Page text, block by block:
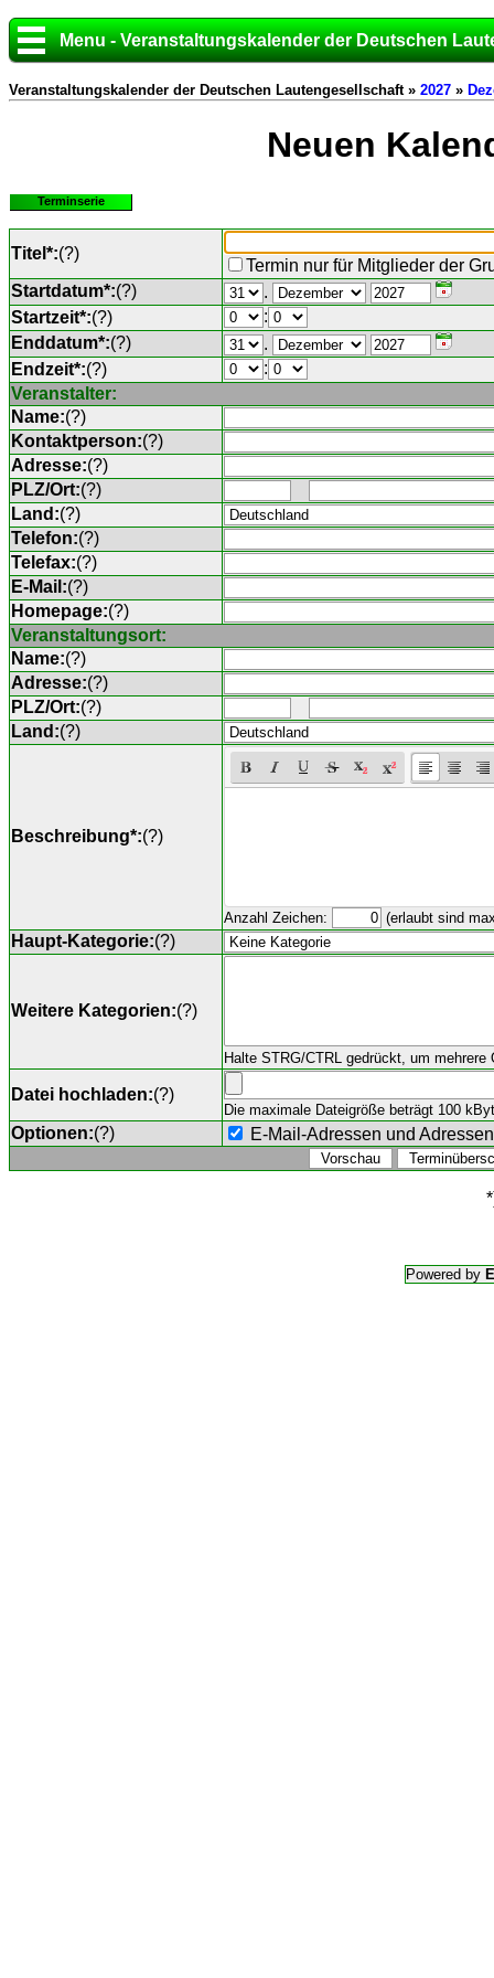
Menu - Veranstaltungskalender der Deutschen
Veranstaltungskalender der Deutschen Lautengesellschaft » 2027 »
Neuen
Terminserie
Titel*:(?)
Termin nur für Mitglieder der
Startdatum*:(?)
.
Startzeit*:(?)
:
Enddatum*:(?)
.
Endzeit*:(?)
:
Veranstalter:
Name:(?)
Kontaktperson:(?)
Adresse:(?)
PLZ/Ort:(?)
Land:(?)
Telefon:(?)
Telefax:(?)
E-Mail:(?)
Homepage:(?)
Veranstaltungsort:
Name:(?)
Adresse:(?)
PLZ/Ort:(?)
Land:(?)
Beschreibung*:(?)
Anzahl Zeichen: (erlaubt sind
Haupt-Kategorie:(?)
Weitere Kategorien:(?)
Halte STRG/CTRL gedrückt, um mehrere
Datei hochladen:(?)
Die maximale Dateigröße beträgt 100
Optionen:(?) E-Mail-Adressen und
Powered by